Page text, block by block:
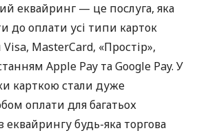
еквайринг — це послуга, яка
до оплати усі типи карток
MasterCard, «Простір»,
Apple Pay та Google Pay. У
карткою стали дуже
оплати для багатьох
еквайрингу будь-яка торгова